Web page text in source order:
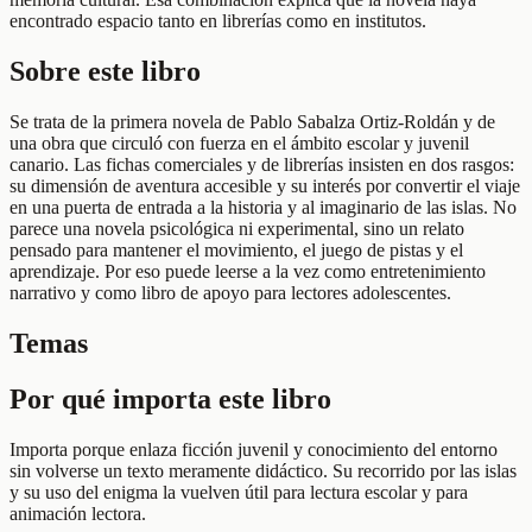
encontrado espacio tanto en librerías como en institutos.
Sobre este libro
Se trata de la primera novela de Pablo Sabalza Ortiz-Roldán y de
una obra que circuló con fuerza en el ámbito escolar y juvenil
canario. Las fichas comerciales y de librerías insisten en dos rasgos:
su dimensión de aventura accesible y su interés por convertir el viaje
en una puerta de entrada a la historia y al imaginario de las islas. No
parece una novela psicológica ni experimental, sino un relato
pensado para mantener el movimiento, el juego de pistas y el
aprendizaje. Por eso puede leerse a la vez como entretenimiento
narrativo y como libro de apoyo para lectores adolescentes.
Temas
Por qué importa este libro
Importa porque enlaza ficción juvenil y conocimiento del entorno
sin volverse un texto meramente didáctico. Su recorrido por las islas
y su uso del enigma la vuelven útil para lectura escolar y para
animación lectora.